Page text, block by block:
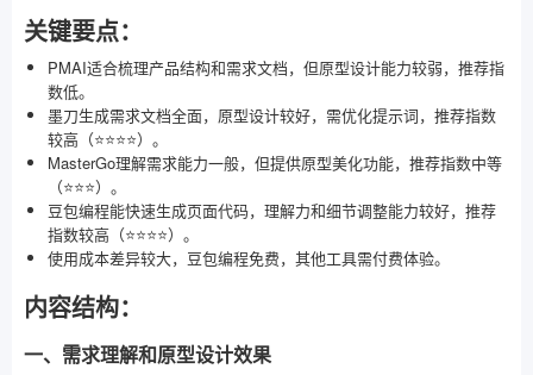
关键要点：
PMAI适合梳理产品结构和需求文档，但原型设计能力较弱，推荐指
数低。
墨刀生成需求文档全面，原型设计较好，需优化提示词，推荐指数
较高（⭐⭐⭐⭐）。
MasterGo理解需求能力一般，但提供原型美化功能，推荐指数中等
（⭐⭐⭐）。
豆包编程能快速生成页面代码，理解力和细节调整能力较好，推荐
指数较高（⭐⭐⭐⭐）。
使用成本差异较大，豆包编程免费，其他工具需付费体验。
内容结构：
一、需求理解和原型设计效果